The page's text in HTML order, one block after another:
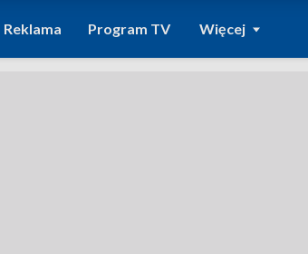
Reklama Program TV Więcej